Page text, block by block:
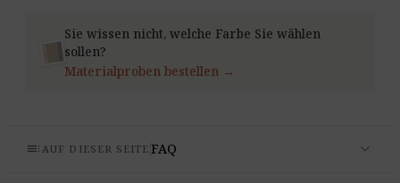
Sie wissen nicht, welche Farbe Sie wählen
sollen?
Materialproben bestellen →
toc AUF DIESER SEITE FAQ expand_more